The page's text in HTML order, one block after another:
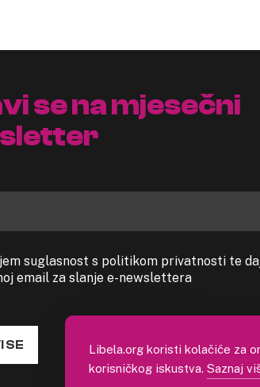
se na mjesečni
suglasnost s politikom privatnosti te
email za slanje e-newslettera
SE
Libela.org koristi kolačiće za
korisničkog iskustva. Saznaj